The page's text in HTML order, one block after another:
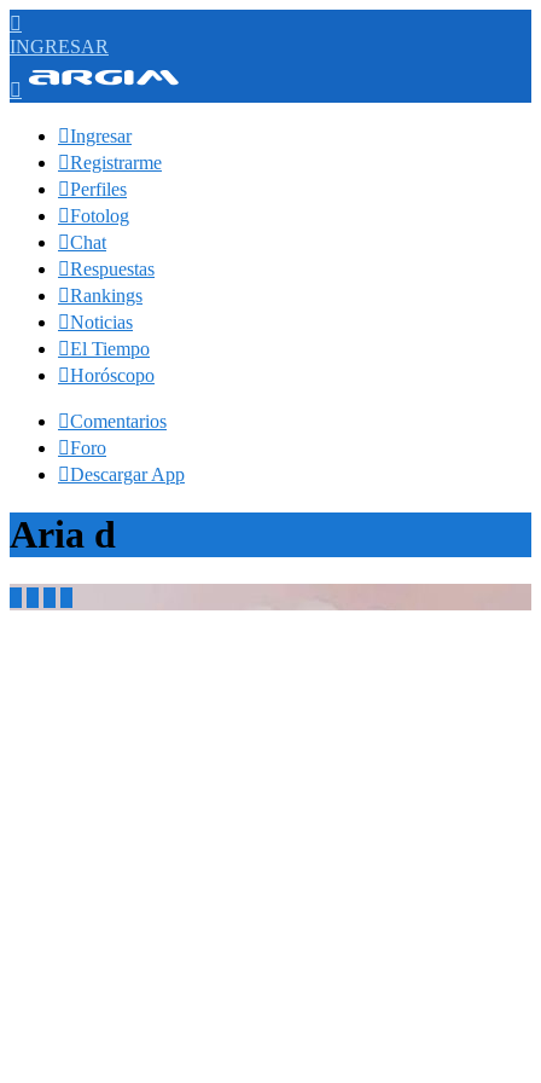

INGRESAR

Ingresar
Registrarme
Perfiles
Fotolog
Chat
Respuestas
Rankings
Noticias
El Tiempo
Horóscopo
Comentarios
Foro
Descargar App
Aria d